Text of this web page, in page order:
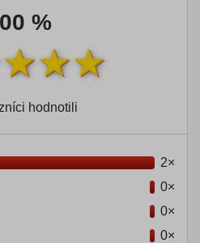
%
hodnotili
2×
0×
0×
0×